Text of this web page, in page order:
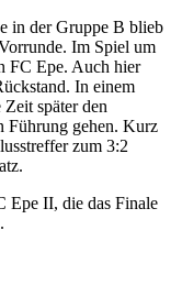
in der Gruppe B blieb
Im Spiel um
FC Epe. Auch hier
In einem
später den
Führung gehen. Kurz
zum 3:2
Epe II, die das Finale